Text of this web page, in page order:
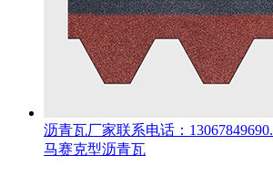
沥青瓦厂家联系电话：13067849690.
马赛克型沥青瓦